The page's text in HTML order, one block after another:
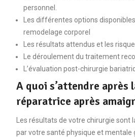
personnel.
Les différentes options
remodelage corporel
Les résultats attendus et les
Le déroulement du traitement
L’évaluation post-chirurgie
A quoi s’attendre après
réparatrice après
Les résultats de votre chirurgie sont
par votre santé physique et mentale